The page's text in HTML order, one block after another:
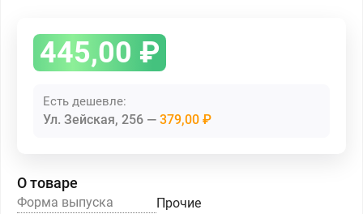
445,00 ₽
Есть дешевле:
Ул. Зейская, 256 379,00 ₽
О товаре
Форма выпуска
Прочие